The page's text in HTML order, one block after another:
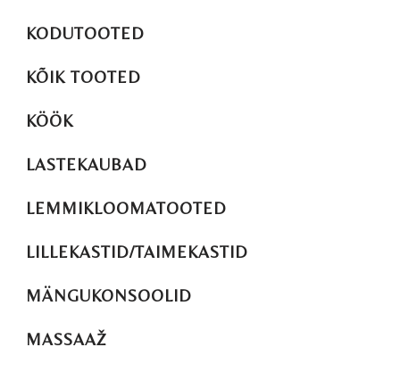
KODUTOOTED
KÕIK TOOTED
KÖÖK
LASTEKAUBAD
LEMMIKLOOMATOOTED
LILLEKASTID/TAIMEKASTID
MÄNGUKONSOOLID
MASSAAŽ